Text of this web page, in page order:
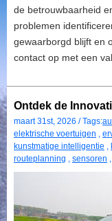
de betrouwbaarheid
problemen
gewaarborgd blijft en
contact op met een
Ontdek de
maart 31st, 2026 / Tags:
elektrische voertuigen ,
kunstmatige intelligentie ,
routeplanning , sensoren ,